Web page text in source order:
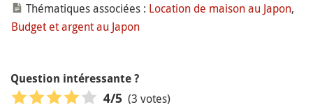
Thématiques associées : Location de maison au Japon,
Budget et argent au Japon
Question intéressante ?
4/5 (3 votes)